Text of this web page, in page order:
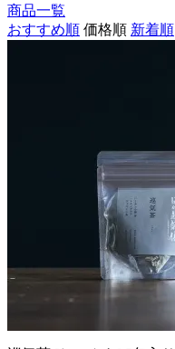
商品一覧
おすすめ順 価格順 新着順